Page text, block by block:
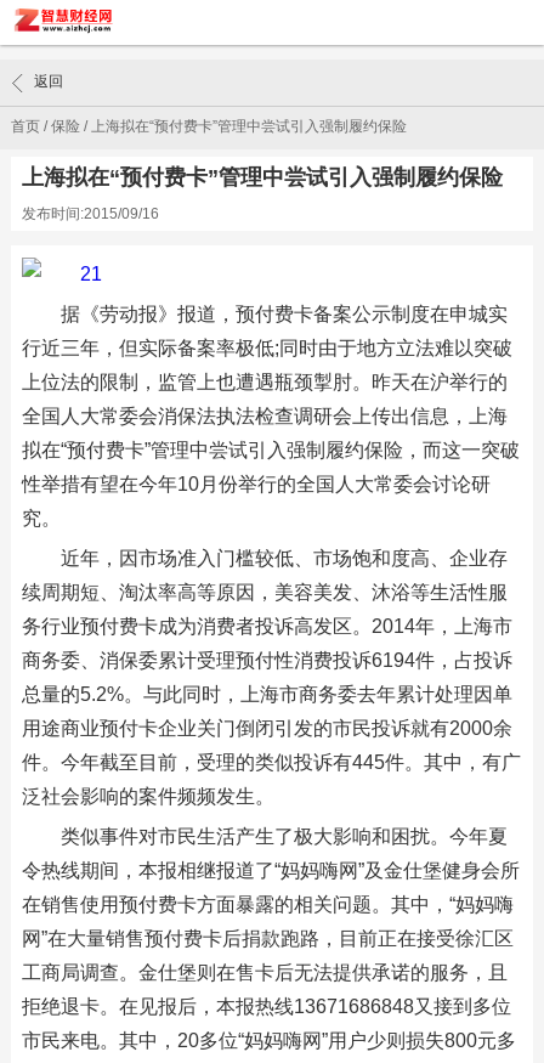
首页/保险/上海拟在“预付费卡”管理中尝试引入强制履约保险
返回
上海拟在“预付费卡”管理中尝试引入强制履约保险
发布时间:2015/09/16
据《劳动报》报道，预付费卡备案公示制度在申城实
行近三年，但实际备案率极低;同时由于地方立法难以突破
上位法的限制，监管上也遭遇瓶颈掣肘。昨天在沪举行的
全国人大常委会消保法执法检查调研会上传出信息，上海
拟在“预付费卡”管理中尝试引入强制履约保险，而这一突破
性举措有望在今年10月份举行的全国人大常委会讨论研
究。
近年，因市场准入门槛较低、市场饱和度高、企业存
续周期短、淘汰率高等原因，美容美发、沐浴等生活性服
务行业预付费卡成为消费者投诉高发区。2014年，上海市
商务委、消保委累计受理预付性消费投诉6194件，占投诉
总量的5.2%。与此同时，上海市商务委去年累计处理因单
用途商业预付卡企业关门倒闭引发的市民投诉就有2000余
件。今年截至目前，受理的类似投诉有445件。其中，有广
泛社会影响的案件频频发生。
类似事件对市民生活产生了极大影响和困扰。今年夏
令热线期间，本报相继报道了“妈妈嗨网”及金仕堡健身会所
在销售使用预付费卡方面暴露的相关问题。其中，“妈妈嗨
网”在大量销售预付费卡后捐款跑路，目前正在接受徐汇区
工商局调查。金仕堡则在售卡后无法提供承诺的服务，且
拒绝退卡。在见报后，本报热线13671686848又接到多位
市民来电。其中，20多位“妈妈嗨网”用户少则损失800元多